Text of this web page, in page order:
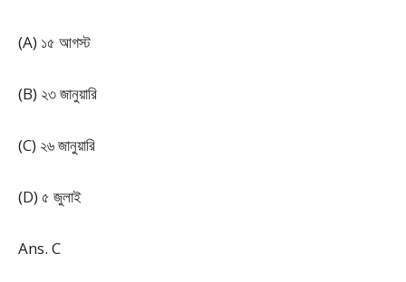
(A) ১৫ আগস্ট
(B) ২৩ জানুয়ারি
(C) ২৬ জানুয়ারি
(D) ৫ জুলাই
Ans. C